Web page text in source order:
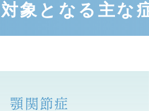
象となる主な
顎関節症